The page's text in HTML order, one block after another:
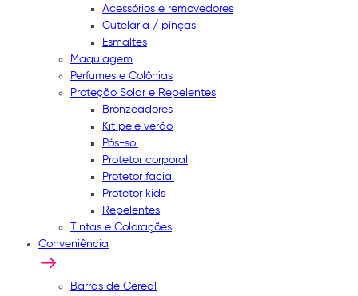
Acessórios e removedores
Cutelaria / pinças
Esmaltes
Maquiagem
Perfumes e Colônias
Proteção Solar e Repelentes
Bronzeadores
Kit pele verão
Pós-sol
Protetor corporal
Protetor facial
Protetor kids
Repelentes
Tintas e Colorações
Conveniência
Barras de Cereal